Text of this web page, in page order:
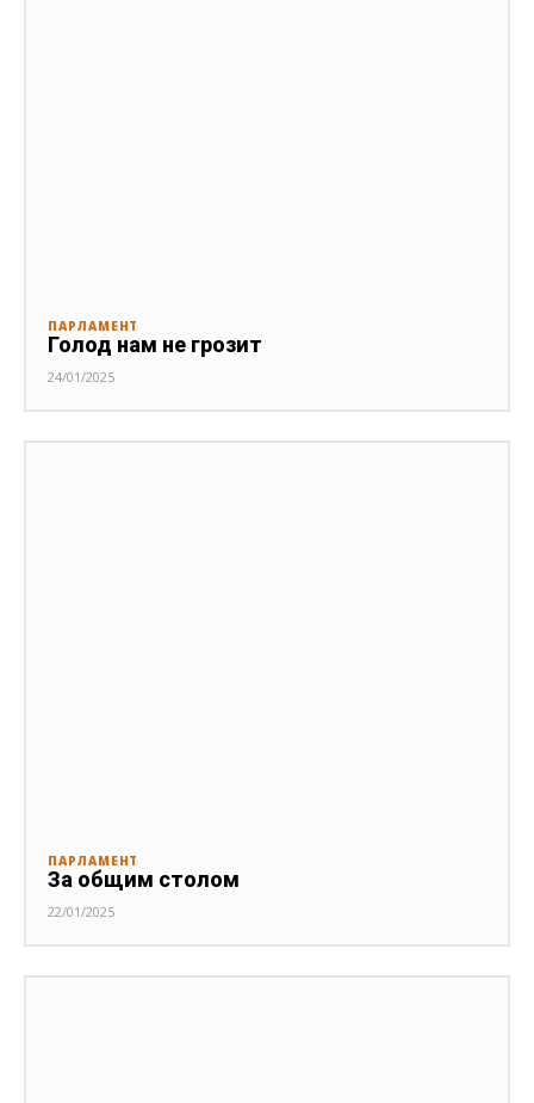
ПАРЛАМЕНТ
Голод нам не грозит
24/01/2025
ПАРЛАМЕНТ
За общим столом
22/01/2025